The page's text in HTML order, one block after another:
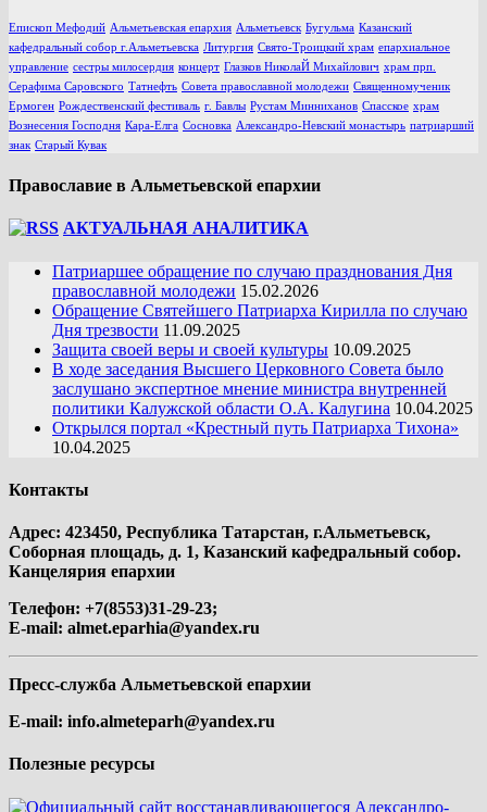
Епископ Мефодий Альметьевская епархия Альметьевск Бугульма Казанский
кафедральный собор г.Альметьевска Литургия Свято-Троицкий храм епархиальное
управление сестры милосердия концерт Глазков НиколаЙ Михайлович храм прп.
Серафима Саровского Татнефть Совета православной молодежи Священномученик
Ермоген Рождественский фестиваль г. Бавлы Рустам Минниханов Спасское храм
Вознесения Господня Кара-Елга Сосновка Александро-Невский монастырь патриарший
знак Старый Кувак
Православие в Альметьевской епархии
АКТУАЛЬНАЯ АНАЛИТИКА
Патриаршее обращение по случаю празднования Дня
православной молодежи 15.02.2026
Обращение Святейшего Патриарха Кирилла по случаю
Дня трезвости 11.09.2025
Защита своей веры и своей культуры 10.09.2025
В ходе заседания Высшего Церковного Совета было
заслушано экспертное мнение министра внутренней
политики Калужской области О.А. Калугина 10.04.2025
Открылся портал «Крестный путь Патриарха Тихона»
10.04.2025
Контакты
Адрес: 423450, Республика Татарстан, г.Альметьевск,
Соборная площадь, д. 1, Казанский кафедральный собор.
Канцелярия епархии
Телефон: +7(8553)31-29-23;
E-mail: almet.eparhia@yandex.ru
Пресс-служба Альметьевской епархии
E-mail: info.almeteparh@yandex.ru
Полезные ресурсы